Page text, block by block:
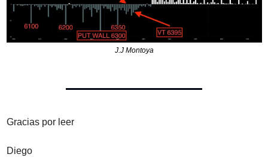
J.J Montoya
Gracias por leer
Diego